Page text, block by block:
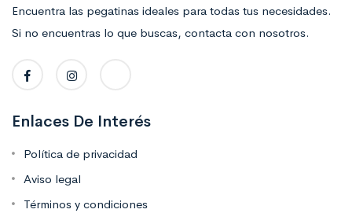
Encuentra las pegatinas ideales para todas tus necesidades.
Si no encuentras lo que buscas, contacta con nosotros.
Enlaces De Interés
Política de privacidad
Aviso legal
Términos y condiciones